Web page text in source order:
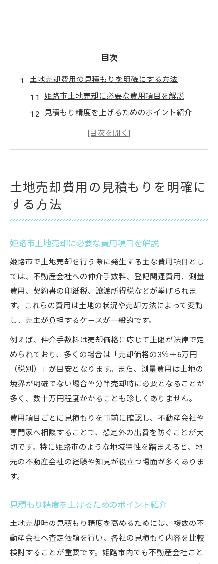
目次
土地売却費用の見積もりを明確にする方法
姫路市土地売却に必要な費用項目を解説
見積もり精度を上げるためのポイント紹介
土地売却費用の内訳を分かりやすく整理
姫路市で土地売却時に知るべき費用構造
姫路市土地売却にかかる主な費用の種類
測量や分筆時の追加費用を事前にチェック
費用構造を理解して見積もりの落とし穴回
避
相談先ごとの費用構成の違いを比較解説
見積もりを活用した費用負担の最適化術
姫路市土地売却で賢く見積もりを活用する
方法
複数見積もり取得で費用負担を抑えるコツ
費用比較で最も有利な売却方法を選ぶ戦略
測量や分筆費用の最適化ポイントとは
姫路市土地売却で起こりがちな費用トラブ
ル対策
成功事例から学ぶ費用最適化の秘訣
費用負担を軽減したい方への売却アドバイス
姫路市土地売却で費用を抑える工夫とは
見積もりをもとに費用負担軽減策を検討
土地売却費用の見積もりを明確に
する方法
姫路市土地売却に必要な費用項目を解説
姫路市で土地売却を行う際に発生する主な費用項目とし
ては、不動産会社への仲介手数料、登記関連費用、測量
費用、契約書の印紙税、譲渡所得税などが挙げられま
す。これらの費用は土地の状況や売却方法によって変動
し、売主が負担するケースが一般的です。
例えば、仲介手数料は売却価格に応じて上限が法律で定
められており、多くの場合は「売却価格の3％＋6万円
（税別）」が目安となります。また、測量費用は土地の
境界が明確でない場合や分筆売却時に必要となることが
多く、数十万円程度かかることも珍しくありません。
費用項目ごとに見積もりを事前に確認し、不動産会社や
専門家へ相談することで、想定外の出費を防ぐことが大
切です。特に姫路市のような地域特性を踏まえると、地
元の不動産会社の経験や知見が役立つ場面が多くありま
す。
見積もり精度を上げるためのポイント紹介
土地売却時の見積もり精度を高めるためには、複数の不
動産会社へ査定依頼を行い、各社の見積もり内容を比較
検討することが重要です。姫路市内でも不動産会社ごと